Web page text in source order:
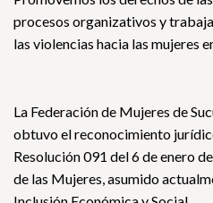
procesos organizativos y
las violencias hacia las mujeres
La Federación de Mujeres de
obtuvo el reconocimiento
Resolución 091 del 6 de enero
de las Mujeres, asumido